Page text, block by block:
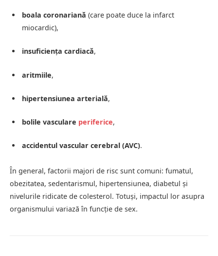
boala coronariană (care poate duce la infarct
miocardic),
insuficiența cardiacă,
aritmiile,
hipertensiunea arterială,
bolile vasculare periferice,
accidentul vascular cerebral (AVC).
În general, factorii majori de risc sunt comuni: fumatul,
obezitatea, sedentarismul, hipertensiunea, diabetul și
nivelurile ridicate de colesterol. Totuși, impactul lor asupra
organismului variază în funcție de sex.